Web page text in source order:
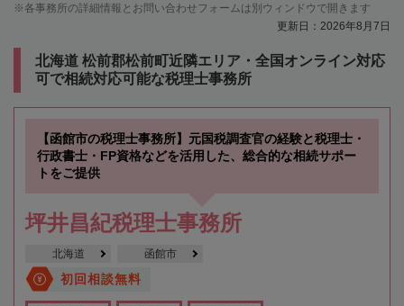
各事務所の詳細情報とお問い合わせフォームは別ウィンドウで開きます
更新日：2026年8月7日
北海道 松前郡松前町近隣エリア・全国オンライン対応
可で相続対応可能な税理士事務所
【函館市の税理士事務所】元国税調査官の経験と税理士・
行政書士・FP資格などを活用した、総合的な相続サポー
トをご提供
坪井昌紀税理士事務所
北海道 函館市
初回相談無料